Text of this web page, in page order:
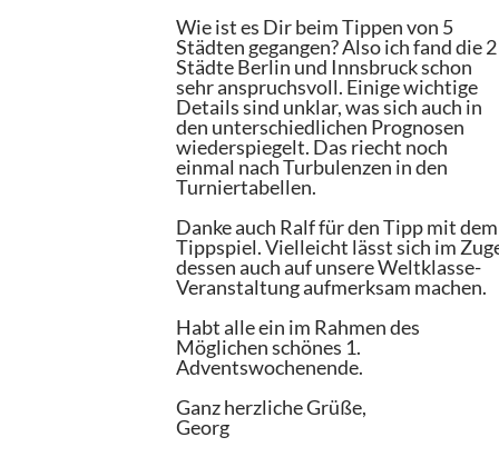
Wie ist es Dir beim Tippen von 5
Städten gegangen? Also ich fand die 2
Städte Berlin und Innsbruck schon
sehr anspruchsvoll. Einige wichtige
Details sind unklar, was sich auch in
den unterschiedlichen Prognosen
wiederspiegelt. Das riecht noch
einmal nach Turbulenzen in den
Turniertabellen.
Danke auch Ralf für den Tipp mit dem
Tippspiel. Vielleicht lässt sich im
dessen auch auf unsere Weltklasse-
Veranstaltung aufmerksam machen.
Habt alle ein im Rahmen des
Möglichen schönes 1.
Adventswochenende.
Ganz herzliche Grüße,
Georg